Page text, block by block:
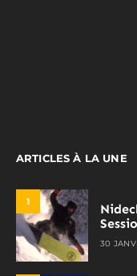
ARTICLES À LA UNE
1
30